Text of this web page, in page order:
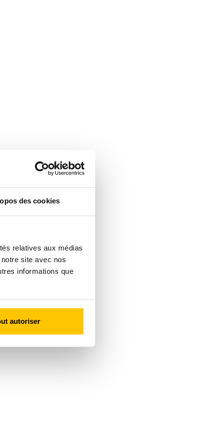
des cookies
relatives aux médias
site avec nos
informations que
autoriser